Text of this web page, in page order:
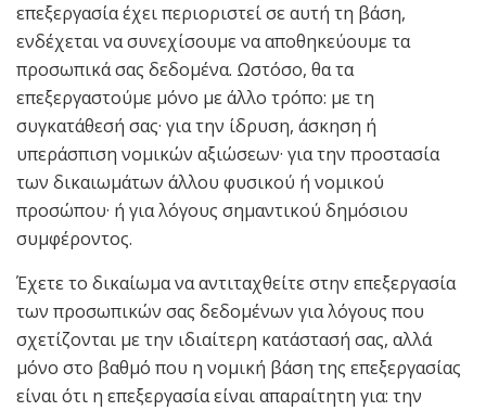
επεξεργασία έχει περιοριστεί σε αυτή τη βάση,
ενδέχεται να συνεχίσουμε να αποθηκεύουμε τα
προσωπικά σας δεδομένα. Ωστόσο, θα τα
επεξεργαστούμε μόνο με άλλο τρόπο: με τη
συγκατάθεσή σας· για την ίδρυση, άσκηση ή
υπεράσπιση νομικών αξιώσεων· για την προστασία
των δικαιωμάτων άλλου φυσικού ή νομικού
προσώπου· ή για λόγους σημαντικού δημόσιου
συμφέροντος.
Έχετε το δικαίωμα να αντιταχθείτε στην επεξεργασία
των προσωπικών σας δεδομένων για λόγους που
σχετίζονται με την ιδιαίτερη κατάστασή σας, αλλά
μόνο στο βαθμό που η νομική βάση της επεξεργασίας
είναι ότι η επεξεργασία είναι απαραίτητη για: την